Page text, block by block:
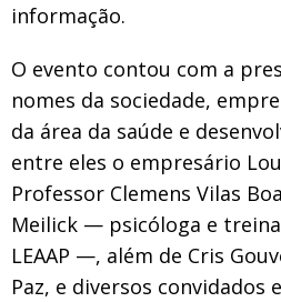
informação.
O evento contou com a
nomes da sociedade,
da área da saúde e
entre eles o empresário
Professor Clemens Vilas
Meilick — psicóloga e
LEAAP —, além de Cris
Paz, e diversos convidados